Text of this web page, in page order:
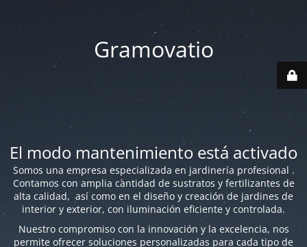
Gramovatio
El modo mantenimiento está activado
Somos una empresa especializada en jardinería profesional .
Contamos con amplia cantidad de sustratos y fertilizantes de
alta calidad, así como en el diseño y creación de jardines de
interior y exterior, con iluminación eficiente y controlada.
Nuestro compromiso con la innovación y la excelencia, nos
permite ofrecer soluciones personalizadas para cada tipo de